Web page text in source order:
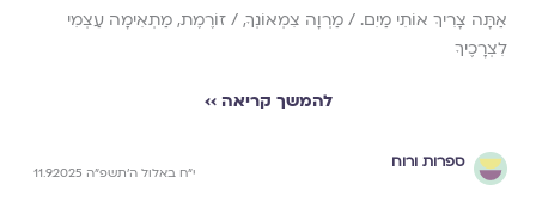
אַתָּה צָרִיךְ אוֹתִי מַיִם. / מַרְוָה צִמְאוֹנְךָ, / זוֹרֶמֶת, מַתְאִימָה עַצְמִי
לִצְרָכֶיךָ
להמשך קריאה ››
ספרות ורוח
י״ח באלול ה׳תשפ״ה 11.9.2025